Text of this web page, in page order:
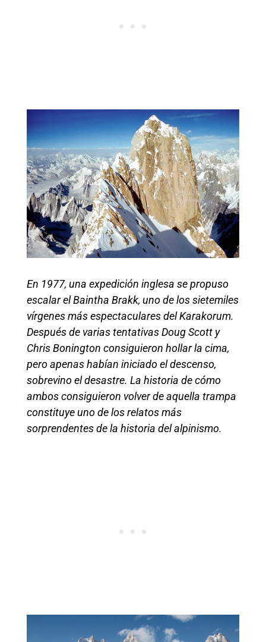
En 1977, una expedición inglesa se propuso
escalar el Baintha Brakk, uno de los sietemiles
vírgenes más espectaculares del Karakorum.
Después de varias tentativas Doug Scott y
Chris Bonington consiguieron hollar la cima,
pero apenas habían iniciado el descenso,
sobrevino el desastre. La historia de cómo
ambos consiguieron volver de aquella trampa
constituye uno de los relatos más
sorprendentes de la historia del alpinismo.